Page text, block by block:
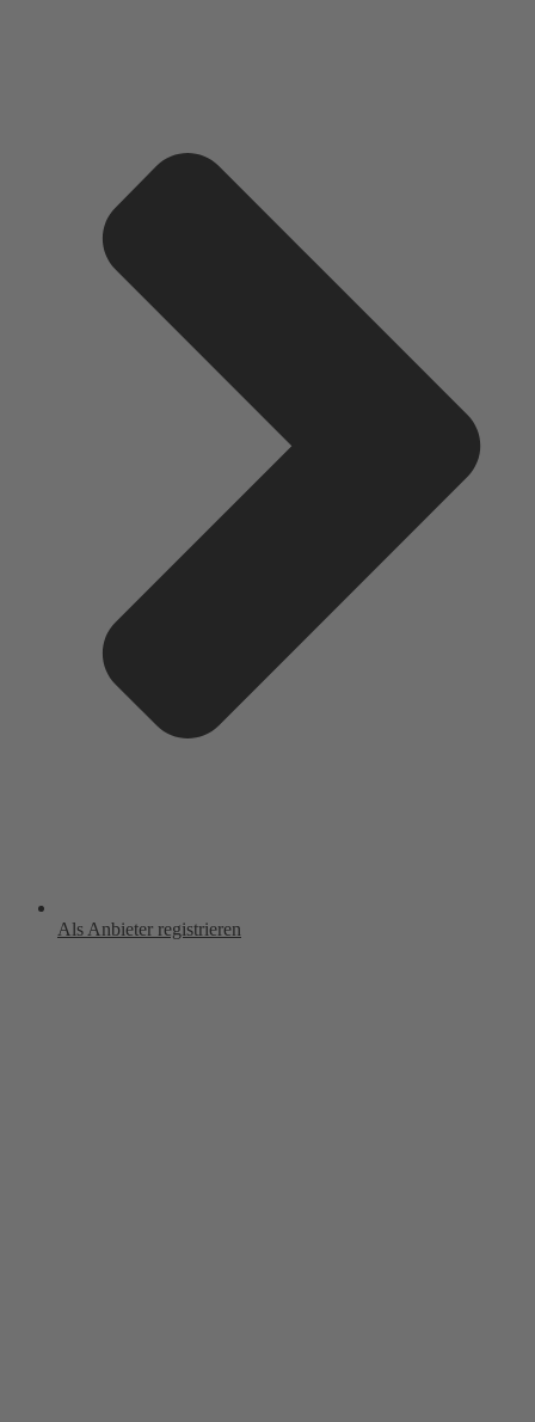
Als Anbieter registrieren